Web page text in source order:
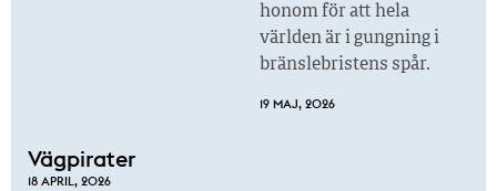
honom för att hela
världen är i gungning i
bränslebristens spår.
19 MAJ, 2026
Vägpirater
18 APRIL, 2026